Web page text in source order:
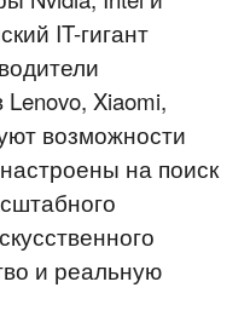
IT-гигант
Xiaomi,
возможности
на поиск
и реальную